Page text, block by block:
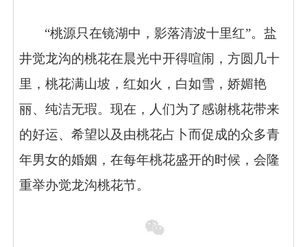
“桃源只在镜湖中，影落清波十里红”。盐
井觉龙沟的桃花在晨光中开得喧闹，方圆几十
里，桃花满山坡，红如火，白如雪，娇媚艳
丽、纯洁无瑕。现在，人们为了感谢桃花带来
的好运、希望以及由桃花占卜而促成的众多青
年男女的婚姻，在每年桃花盛开的时候，会隆
重举办觉龙沟桃花节。